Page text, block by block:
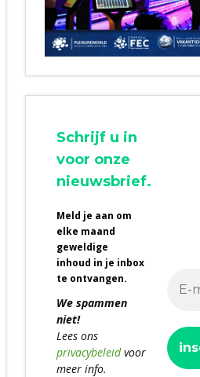
Schrijf u in
voor onze
nieuwsbrief.
Meld je aan om
elke maand
geweldige
inhoud in je inbox
te ontvangen.
We spammen
niet!
Lees ons
privacybeleidvoor
meer info.